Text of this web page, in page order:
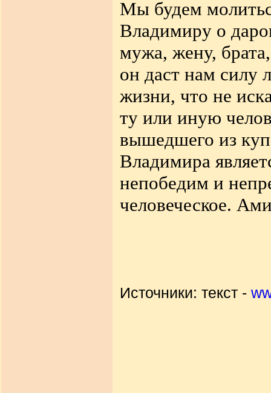
Мы будем
Владимиру о
мужа, жену,
он даст нам силу
жизни, что не
ту или иную
вышедшего из
Владимира
непобедим и
человеческое.
Источники: текст -